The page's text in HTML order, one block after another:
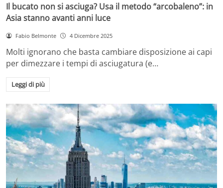
Il bucato non si asciuga? Usa il metodo “arcobaleno”: in
Asia stanno avanti anni luce
Fabio Belmonte 4 Dicembre 2025
Molti ignorano che basta cambiare disposizione ai capi
per dimezzare i tempi di asciugatura (e…
Leggi di più